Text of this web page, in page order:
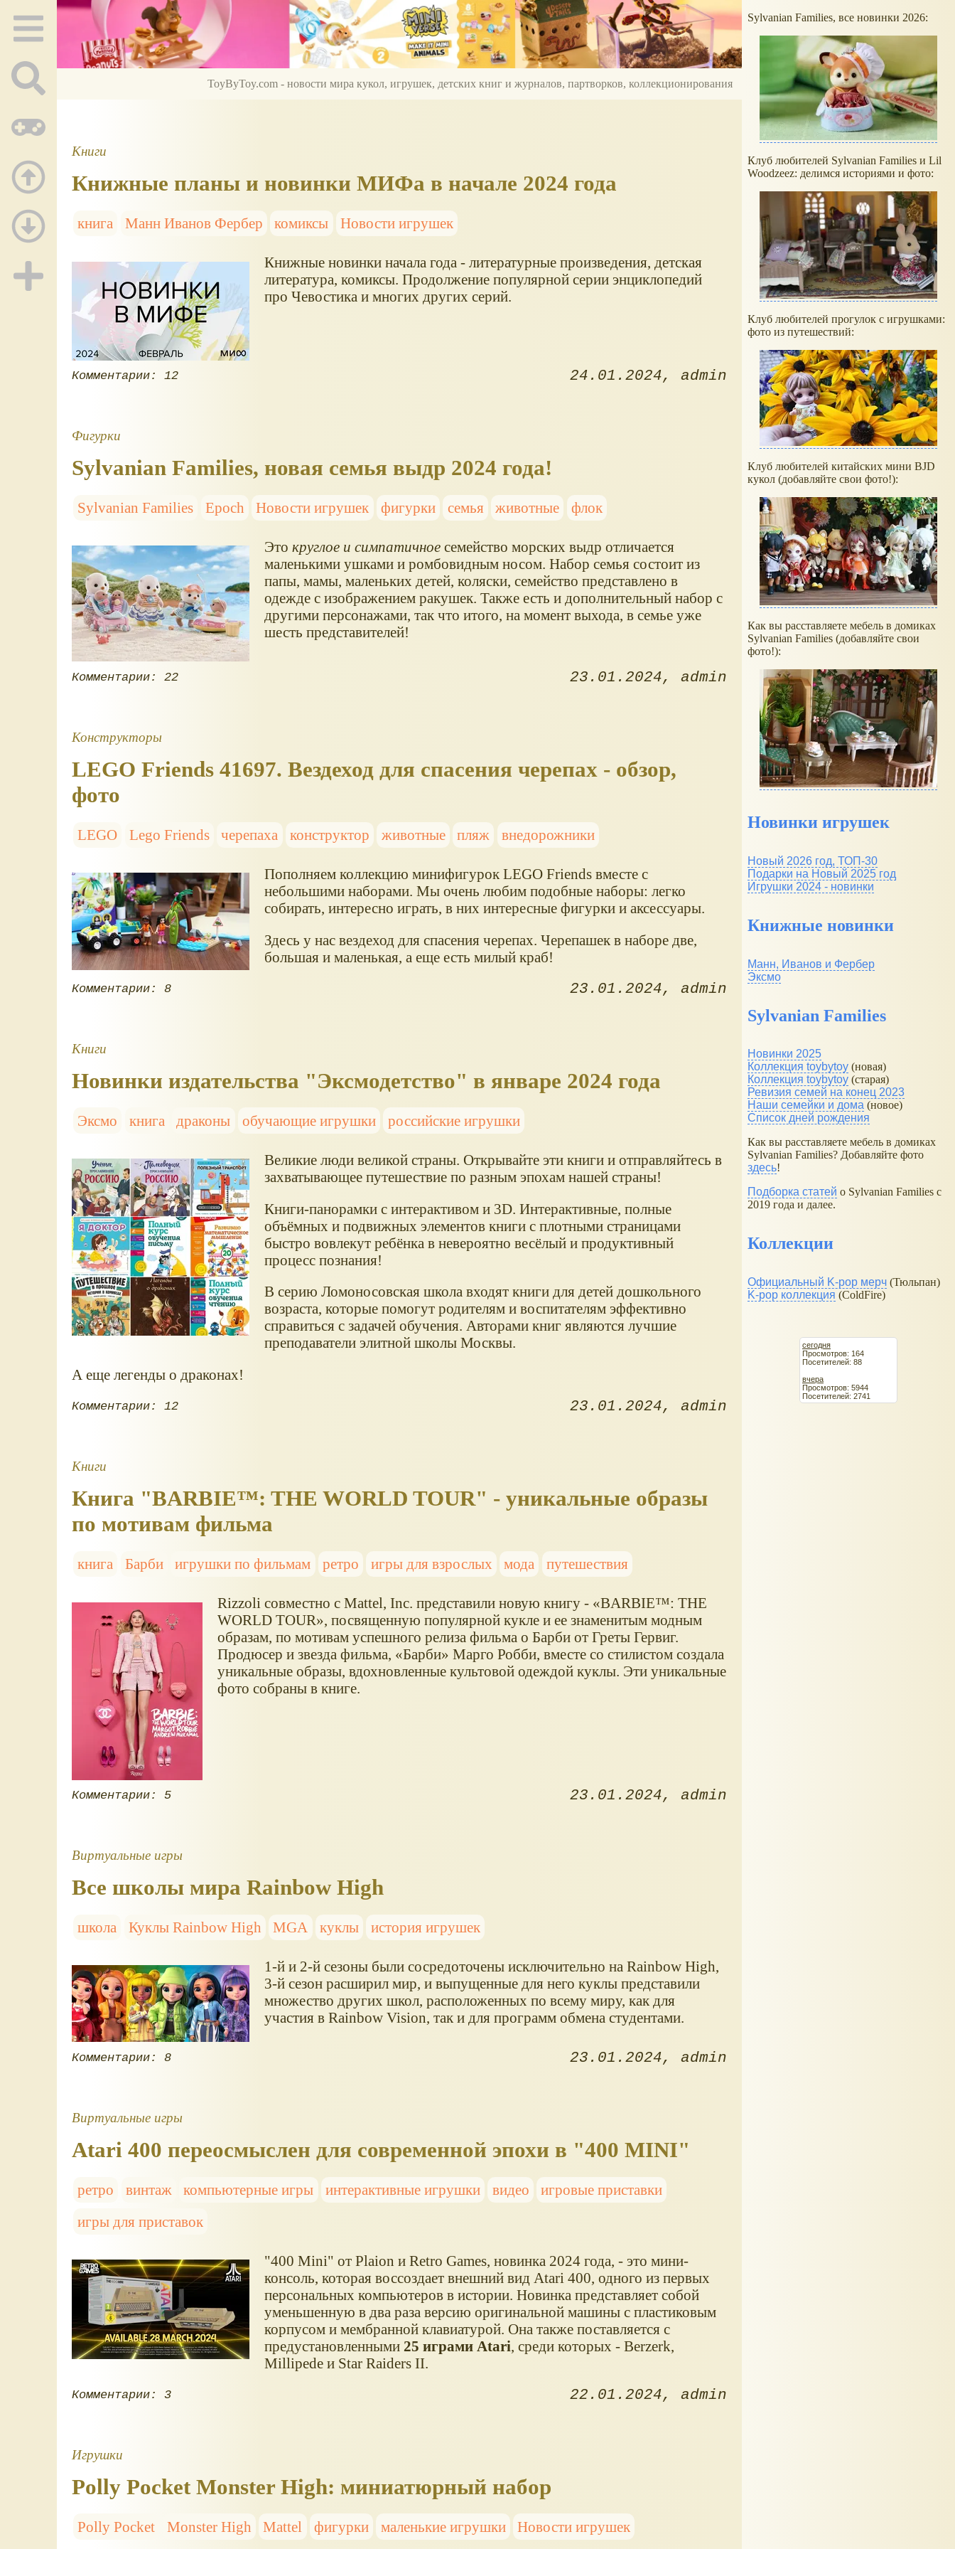
ToyByToy.com - новости мира кукол, игрушек, детских книг и журналов, партворков, коллекционирования
Книги
Книжные планы и новинки МИФа в начале 2024 года
книга Манн Иванов Фербер комиксы Новости игрушек
Книжные новинки начала года - литературные произведения, детская
литература, комиксы. Продолжение популярной серии энциклопедий
про Чевостика и многих других серий.
Комментарии: 12 24.01.2024 admin
Фигурки
Sylvanian Families, новая семья выдр 2024 года!
Sylvanian Families Epoch Новости игрушек фигурки семья животные флок
Это круглое и симпатичноесемейство морских выдр отличается
маленькими ушками и ромбовидным носом. Набор семья состоит из
папы, мамы, маленьких детей, коляски, семейство представлено в
одежде с изображением ракушек. Также есть и дополнительный набор с
другими персонажами, так что итого, на момент выхода, в семье уже
шесть представителей!
Комментарии: 22 23.01.2024 admin
Конструкторы
LEGO Friends 41697. Вездеход для спасения черепах - обзор,
фото
LEGO Lego Friends черепаха конструктор животные пляж внедорожники
Пополняем коллекцию минифигурок LEGO Friends вместе с
небольшими наборами. Мы очень любим подобные наборы: легко
собирать, интересно играть, в них интересные фигурки и аксессуары.
Здесь у нас вездеход для спасения черепах. Черепашек в наборе две,
большая и маленькая, а еще есть милый краб!
Комментарии: 8 23.01.2024 admin
Книги
Новинки издательства "Эксмодетство" в январе 2024 года
Эксмо книга драконы обучающие игрушки российские игрушки
Великие люди великой страны. Открывайте эти книги и отправляйтесь в
захватывающее путешествие по разным эпохам нашей страны!
Книги-панорамки с интерактивом и 3D. Интерактивные, полные
объёмных и подвижных элементов книги с плотными страницами
быстро вовлекут ребёнка в невероятно весёлый и продуктивный
процесс познания!
В серию Ломоносовская школа входят книги для детей дошкольного
возраста, которые помогут родителям и воспитателям эффективно
справиться с задачей обучения. Авторами книг являются лучшие
преподаватели элитной школы Москвы.
А еще легенды о драконах!
Комментарии: 12 23.01.2024 admin
Книги
Книга "BARBIE™: THE WORLD TOUR" - уникальные образы
по мотивам фильма
книга Барби игрушки по фильмам ретро игры для взрослых мода путешествия
Rizzoli совместно с Mattel, Inc. представили новую книгу -
BARBIE™: THE
WORLD TOUR
, посвященную популярной кукле и ее знаменитым модным
образам, по мотивам успешного релиза фильма о Барби от Греты Гервиг.
Продюсер и звезда фильма,
Барби
Марго Робби, вместе со стилистом создала
уникальные образы, вдохновленные культовой одеждой куклы. Эти уникальные
фото собраны в книге.
Комментарии: 5 23.01.2024 admin
Виртуальные игры
Все школы мира Rainbow High
школа Куклы Rainbow High MGA куклы история игрушек
1-й и 2-й сезоны были сосредоточены исключительно на Rainbow High,
3-й сезон расширил мир, и выпущенные для него куклы представили
множество других школ, расположенных по всему миру, как для
участия в Rainbow Vision, так и для программ обмена студентами.
Комментарии: 8 23.01.2024 admin
Виртуальные игры
Atari 400 переосмыслен для современной эпохи в "400 MINI"
ретро винтаж компьютерные игры интерактивные игрушки видео
игровые приставки
игры для приставок
"400 Mini" от Plaion и Retro Games, новинка 2024 года, - это мини-
консоль, которая воссоздает внешний вид Atari 400, одного из первых
персональных компьютеров в истории. Новинка представляет собой
уменьшенную в два раза версию оригинальной машины с пластиковым
корпусом и мембранной клавиатурой. Она также поставляется с
предустановленными 25 играми Atari, среди которых - Berzerk,
Millipede и Star Raiders II.
Комментарии: 3 22.01.2024 admin
Игрушки
Polly Pocket Monster High: миниатюрный набор
Polly Pocket Monster High Mattel фигурки маленькие игрушки Новости игрушек
Sylvanian Families, все новинки 2026:
Клуб любителей Sylvanian Families и Lil
Woodzeez: делимся историями и фото:
Клуб любителей прогулок с игрушками:
фото из путешествий:
Клуб любителей китайских мини BJD
кукол (добавляйте свои фото!):
Как вы расставляете мебель в домиках
Sylvanian Families (добавляйте свои
фото!):
Новинки игрушек
Новый 2026 год, ТОП-30
Подарки на Новый 2025 год
Игрушки 2024 - новинки
Книжные новинки
Манн, Иванов и Фербер
Эксмо
Sylvanian Families
Новинки 2025
Коллекция toybytoy (новая)
Коллекция toybytoy (старая)
Ревизия семей на конец 2023
Наши семейки и дома (новое)
Список дней рождения
Как вы расставляете мебель в домиках
Sylvanian Families? Добавляйте фото
здесь!
Подборка статей о Sylvanian Families с
2019 года и далее.
Коллекции
Официальный K-pop мерч (Тюльпан)
K-pop коллекция (ColdFire)
сегодня
Просмотров: 164
Посетителей: 88
вчера
Просмотров: 5944
Посетителей: 2741